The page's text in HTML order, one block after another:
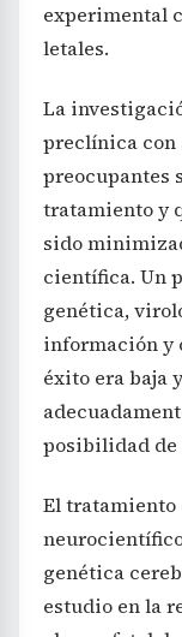
experimental
letales.
La
preclínica con
preocupantes
tratamiento y
sido
científica. Un
genética,
información y
éxito era baja
posibilidad de
El
genética
estudio en la